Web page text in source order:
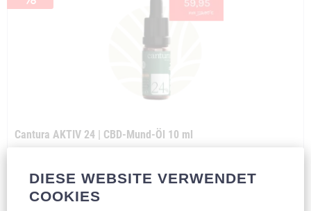
Cantura AKTIV 24 | CBD-Mund-Öl 10 ml
Vorratsgröße erhältlich. Biologische und nachhaltigeHerstellung.
DIESE WEBSITE VERWENDET
COOKIES